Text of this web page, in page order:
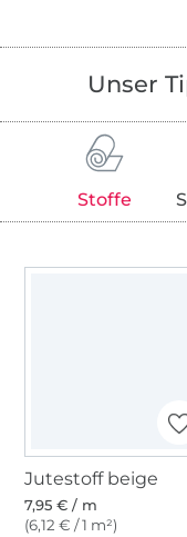
Unser
Stoffe
Jutestoff beige
7,95 € / m
(6,12 € / 1 m²)